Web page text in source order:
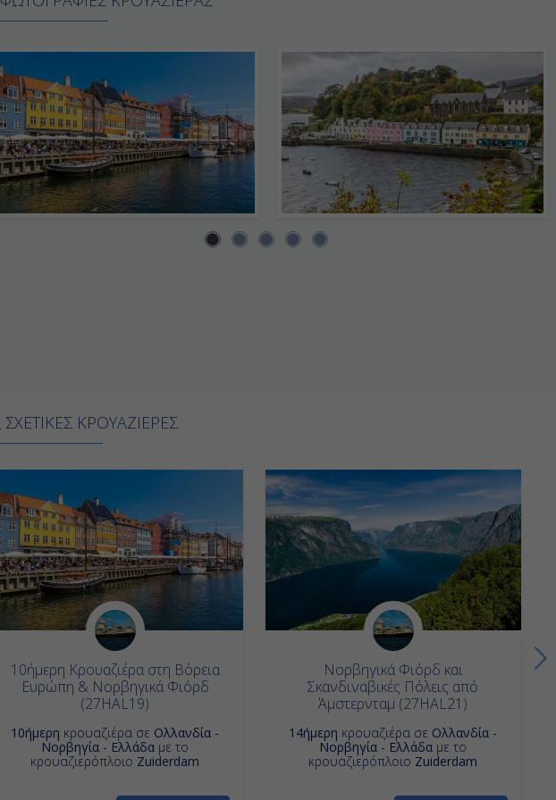
ΣΧΕΤΙΚΕΣ ΚΡΟΥΑΖΙΕΡΕΣ
10ήμερη Κρουαζιέρα στη Βόρεια
Ευρώπη & Νορβηγικά Φιόρδ
(27HAL19)
10ήμερη κρουαζιέρα σε Ολλανδία -
Νορβηγία - Ελλάδα με το
κρουαζιερόπλοιο Zuiderdam
Νορβηγικά Φιόρδ και
Σκανδιναβικές Πόλεις από
Άμστερνταμ (27HAL21)
14ήμερη κρουαζιέρα σε Ολλανδία -
Νορβηγία - Ελλάδα με το
κρουαζιερόπλοιο Zuiderdam